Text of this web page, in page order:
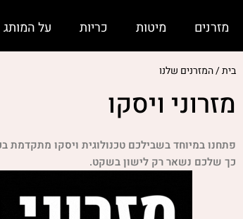
מזרנים מיטות כריות על המותג
בית / המזרנים שלנו
מזרוני ויסקו
פתחנו במיוחד בשבילכם טכנולוגית ויסקו מתקדמת בכל
כך שלכם נשאר רק לישון בשקט.